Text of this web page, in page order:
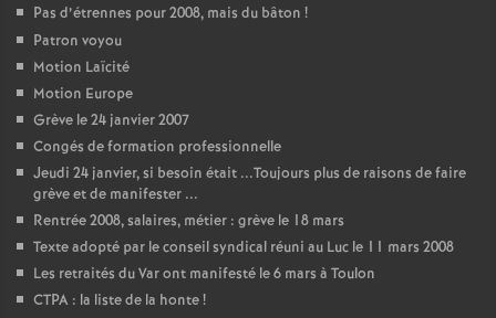
Pas d’étrennes pour 2008, mais du bâton !
Patron voyou
Motion Laïcité
Motion Europe
Grève le 24 janvier 2007
Congés de formation professionnelle
Jeudi 24 janvier, si besoin était ...Toujours plus de raisons de faire
grève et de manifester ...
Rentrée 2008, salaires, métier : grève le 18 mars
Texte adopté par le conseil syndical réuni au Luc le 11 mars 2008
Les retraités du Var ont manifesté le 6 mars à Toulon
CTPA : la liste de la honte!